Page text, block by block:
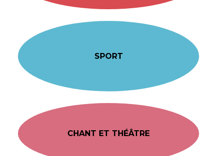
SPORT
CHANT ET THÉÂTRE